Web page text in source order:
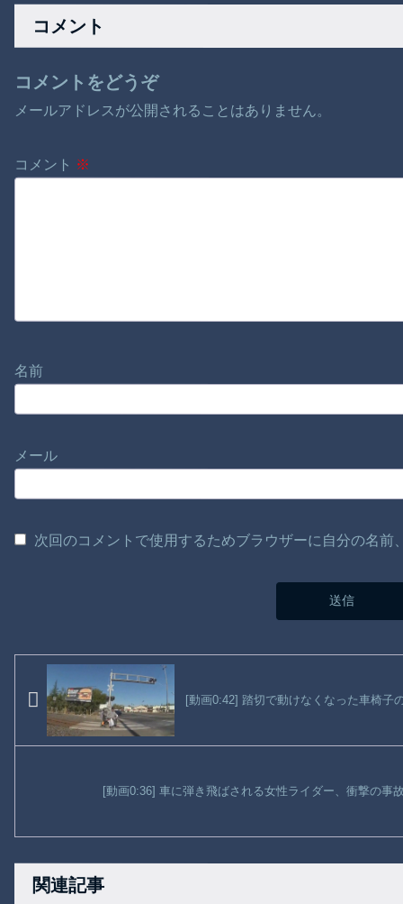
コメント
コメントをどうぞ
メールアドレスが公開されることはありません。
コメント ※
名前
メール
次回のコメントで使用するためブラウザーに自分の名
[動画0:42] 踏切で動けなくなった車椅子
[動画0:36] 車に弾き飛ばされる女性ライダー、衝撃の事
関連記事